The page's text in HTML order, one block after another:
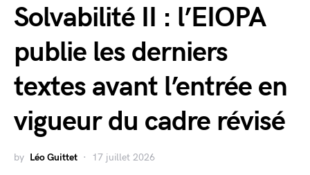
Solvabilité II : l’EIOPA
publie les derniers
textes avant l’entrée en
vigueur du cadre révisé
by Léo Guittet 17 juillet 2026